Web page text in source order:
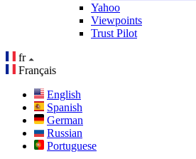
Yahoo
Viewpoints
Trust Pilot
fr
Français
English
Spanish
German
Russian
Portuguese